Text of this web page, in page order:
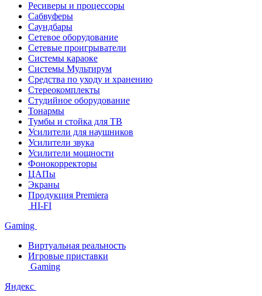
Ресиверы и процессоры
Сабвуферы
Саундбары
Сетевое оборудование
Сетевые проигрыватели
Системы караоке
Системы Мультирум
Средства по уходу и хранению
Стереокомплекты
Студийное оборудование
Тонармы
Тумбы и стойка для ТВ
Усилители для наушников
Усилители звука
Усилители мощности
Фонокорректоры
ЦАПы
Экраны
Продукция Premiera
HI-FI
Gaming
Виртуальная реальность
Игровые приставки
Gaming
Яндекс